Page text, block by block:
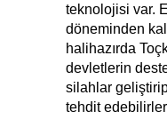
teknolojisi var.
döneminden
halihazırda
devletlerin
silahlar
tehdit